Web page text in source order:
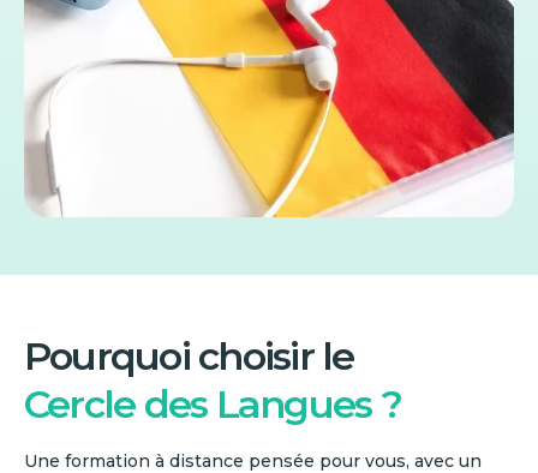
Pourquoi choisir le
Cercle des Langues ?
Une formation à distance pensée pour vous, avec un